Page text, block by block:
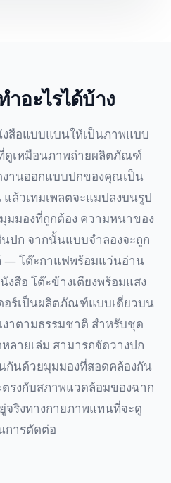
ำอะไรได้บ้าง
สือแบบแบนให้เป็นภาพแบบ
ดูเหมือนภาพถ่ายผลิตภัณฑ์
านออกแบบปกของคุณเป็น
แล้วเทมเพลตจะแมปลงบนรูป
มมองที่ถูกต้อง ความหนาของ
ปก จากนั้นแบบจำลองจะถูก
— โต๊ะกาแฟพร้อมแว่นอ่าน
สือ โต๊ะข้างเตียงพร้อมแสง
อร์เป็นผลิตภัณฑ์แบบเดี่ยวบน
าตามธรรมชาติ สำหรับชุด
ลายเล่ม สามารถจัดวางปก
กันด้วยมุมมองที่สอดคล้องกัน
ตรงกับสภาพแวดล้อมของฉาก
จริงทางกายภาพแทนที่จะดู
การตัดต่อ